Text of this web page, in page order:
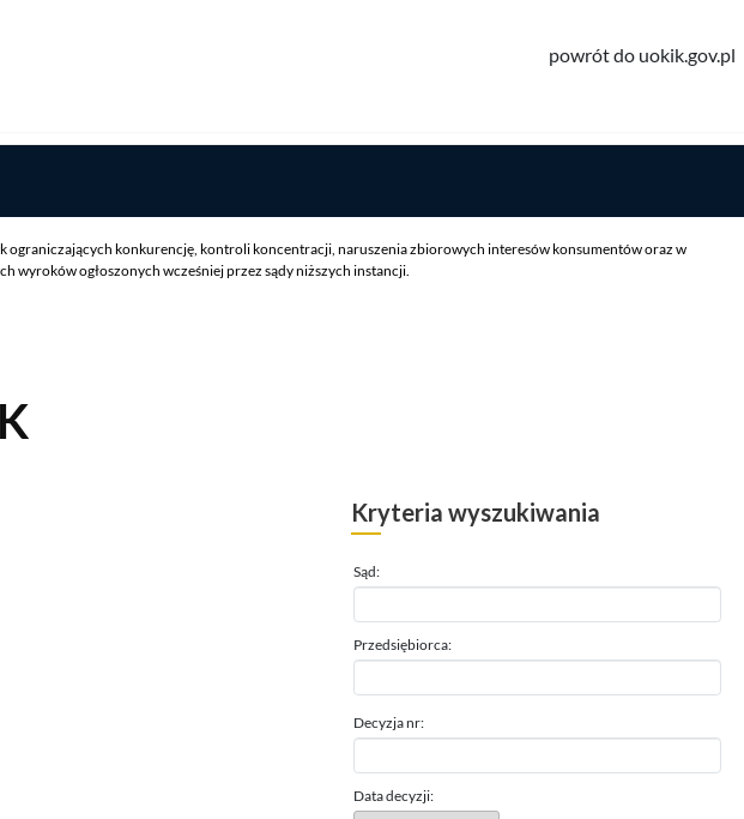
powrót do uokik.gov.pl
ograniczających konkurencję, kontroli koncentracji, naruszenia zbiorowych interesów konsumentów oraz w
wyroków ogłoszonych wcześniej przez sądy niższych instancji.
Kryteria wyszukiwania
Sąd:
Przedsiębiorca:
Decyzja nr:
Data decyzji: